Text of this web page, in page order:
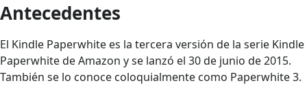
Antecedentes
El Kindle Paperwhite es la tercera versión de la serie Kindle
Paperwhite de Amazon y se lanzó el 30 de junio de 2015.
También se lo conoce coloquialmente como Paperwhite 3.